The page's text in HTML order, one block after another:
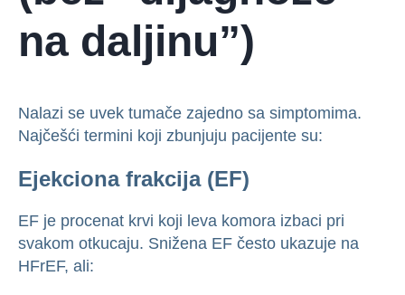
na daljinu”)
Nalazi se uvek tumače zajedno sa simptomima.
Najčešći termini koji zbunjuju pacijente su:
Ejekciona frakcija (EF)
EF je procenat krvi koji leva komora izbaci pri
svakom otkucaju. Snižena EF često ukazuje na
HFrEF, ali: